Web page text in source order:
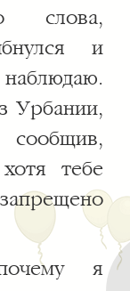
слова,
и
Урбании,
тебе
я